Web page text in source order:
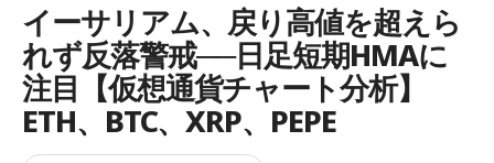
イーサリアム、戻り高値を超えら
れず反落警戒──日足短期HMAに
注目【仮想通貨チャート分析】
ETH、BTC、XRP、PEPE